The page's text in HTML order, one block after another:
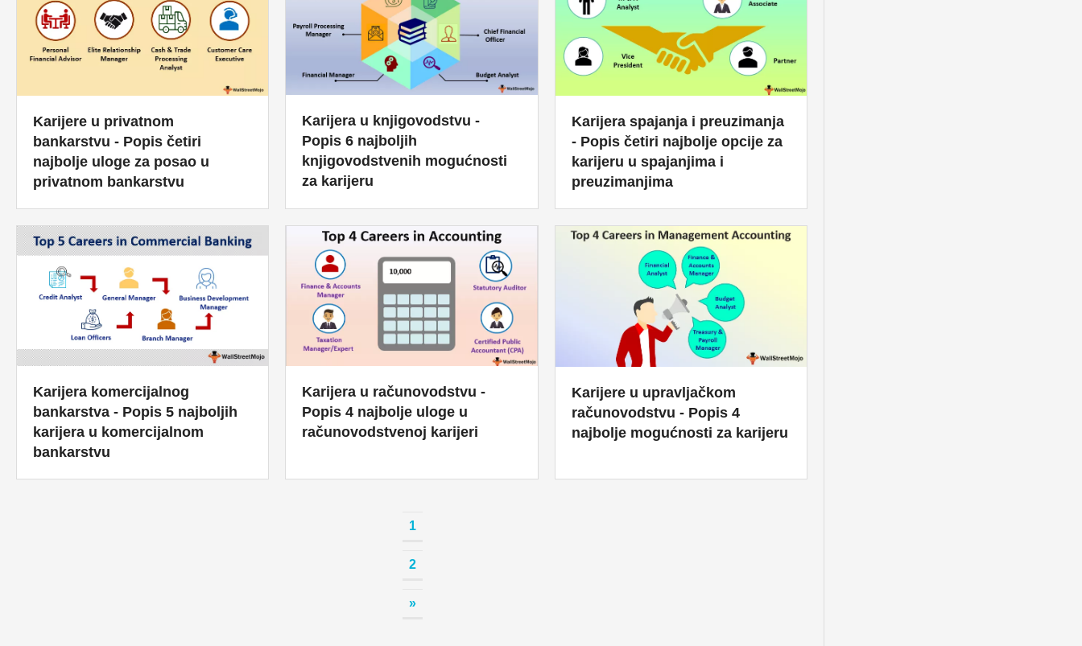
Karijere u privatnom
bankarstvu - Popis četiri
najbolje uloge za posao u
privatnom bankarstvu
Karijera u knjigovodstvu -
Popis 6 najboljih
knjigovodstvenih mogućnosti
za karijeru
Karijera spajanja i preuzimanja
- Popis četiri najbolje opcije za
karijeru u spajanjima i
preuzimanjima
Karijera komercijalnog
bankarstva - Popis 5 najboljih
karijera u komercijalnom
bankarstvu
Karijera u računovodstvu -
Popis 4 najbolje uloge u
računovodstvenoj karijeri
Karijere u upravljačkom
računovodstvu - Popis 4
najbolje mogućnosti za karijeru
1
2
»